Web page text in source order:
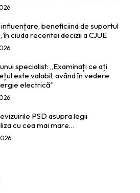
influențare, beneficiind de suportul
ciuda recentei decizii a CJUE
specialist: „Examinați ce ați
este valabil, având în vedere
electrică”
PSD asupra legii
cu cea mai mare…